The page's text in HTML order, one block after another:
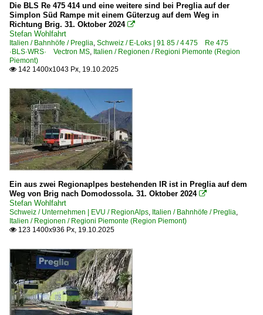
Die BLS Re 475 414 und eine weitere sind bei Preglia auf der
Simplon Süd Rampe mit einem Güterzug auf dem Weg in
Richtung Brig. 31. Oktober 2024 
Stefan Wohlfahrt
Italien / Bahnhöfe / Preglia, Schweiz / E-Loks | 91 85 / 4 475 Re 475
·BLS·WRS· Vectron MS, Italien / Regionen / Regioni Piemonte (Region
Piemont)
 142 1400x1043 Px, 19.10.2025
Ein aus zwei Regionaplpes bestehenden IR ist in Preglia auf dem
Weg von Brig nach Domodossola. 31. Oktober 2024 
Stefan Wohlfahrt
Schweiz / Unternehmen | EVU / RegionAlps, Italien / Bahnhöfe / Preglia,
Italien / Regionen / Regioni Piemonte (Region Piemont)
 123 1400x936 Px, 19.10.2025